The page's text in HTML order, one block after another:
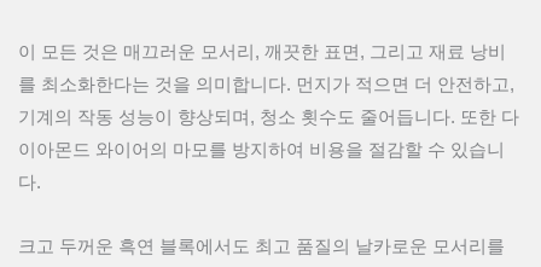
이 모든 것은 매끄러운 모서리, 깨끗한 표면, 그리고 재료 낭비
를 최소화한다는 것을 의미합니다. 먼지가 적으면 더 안전하고,
기계의 작동 성능이 향상되며, 청소 횟수도 줄어듭니다. 또한 다
이아몬드 와이어의 마모를 방지하여 비용을 절감할 수 있습니
다.
크고 두꺼운 흑연 블록에서도 최고 품질의 날카로운 모서리를